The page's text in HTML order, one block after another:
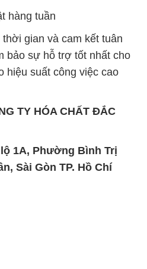
hàng tuần
gian và cam kết tuân
bảo sự hỗ trợ tốt nhất cho
hiệu suất công việc cao
TY HÓA CHẤT ĐẮC
1A, Phường Bình Trị
Sài Gòn TP. Hồ Chí